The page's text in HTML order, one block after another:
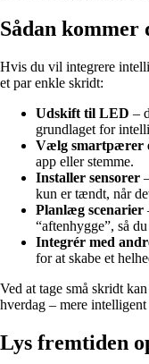
Sådan kommer
Hvis du vil integrere
et par enkle skridt:
Udskift til LED –
grundlaget for
Vælg smartpærer
app eller stemme.
Installer sensorer
kun er tændt, når
Planlæg scenarier
“aftenhygge”, så
Integrér med
for at skabe et
Ved at tage små skridt
hverdag – mere
Lys fremtiden